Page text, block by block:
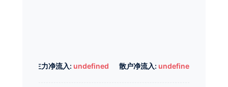
主力净流入: undefined 散户净流入: undefined